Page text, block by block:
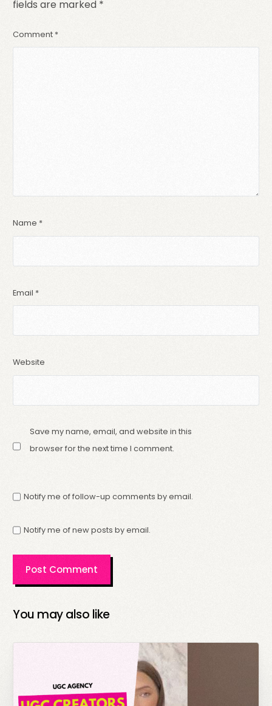
fields are marked *
Comment *
Name *
Email *
Website
Save my name, email, and website in this
browser for the next time I comment.
Notify me of follow-up comments by email.
Notify me of new posts by email.
You may also like